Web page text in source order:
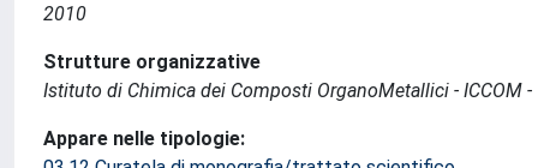
2010
Strutture organizzative
Istituto di Chimica dei Composti OrganoMetallici - ICCOM -
Appare nelle tipologie: